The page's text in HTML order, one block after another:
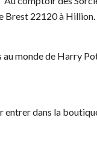
Brest 22120 à Hillion.
monde de Harry
entrer dans la